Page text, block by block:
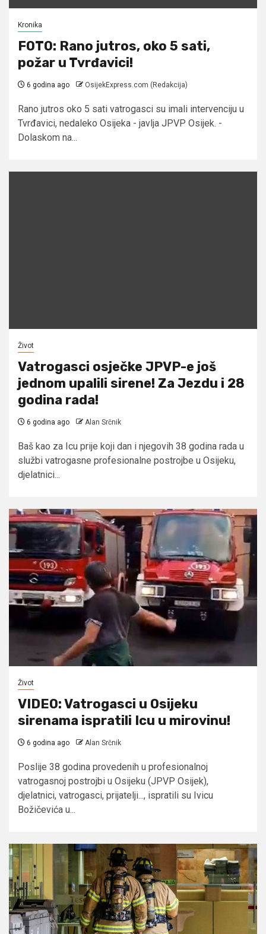
Kronika
FOTO: Rano jutros, oko 5 sati,
požar u Tvrđavici!
6 godina ago OsijekExpress.com (Redakcija)
Rano jutros oko 5 sati vatrogasci su imali intervenciju u
Tvrđavici, nedaleko Osijeka - javlja JPVP Osijek. -
Dolaskom na...
Život
Vatrogasci osječke JPVP-e još
jednom upalili sirene! Za Jezdu i 28
godina rada!
6 godina ago Alan Srčnik
Baš kao za Icu prije koji dan i njegovih 38 godina rada u
službi vatrogasne profesionalne postrojbe u Osijeku,
djelatnici...
Život
VIDEO: Vatrogasci u Osijeku
sirenama ispratili Icu u mirovinu!
6 godina ago Alan Srčnik
Poslije 38 godina provedenih u profesionalnoj
vatrogasnoj postrojbi u Osijeku (JPVP Osijek),
djelatnici, vatrogasci, prijatelji..., ispratili su Ivicu
Božičevića u...